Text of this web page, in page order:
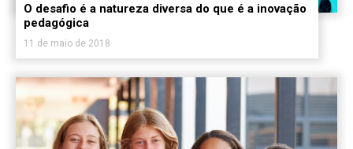
O desafio é a natureza diversa do que é a inovação
pedagógica
11 de maio de 2018